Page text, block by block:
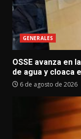
GENERALES
OSSE avanza en
de agua y cloaca
6 de agosto de 2026